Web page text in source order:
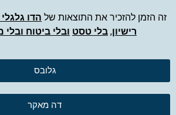
זה הזמן להזכיר את התוצאות של הדו
רישיון, בלי טסט ובלי ביטוח ובלי
גלובס
דה מאקר